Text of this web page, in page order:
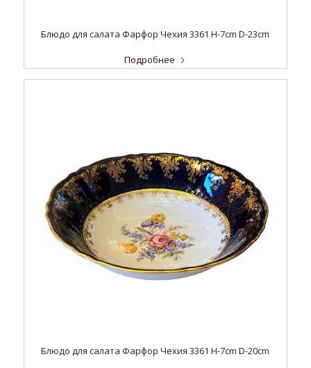
Блюдо для салата Фарфор Чехия 3361 H-7cm D-23cm
Подробнее
Блюдо для салата Фарфор Чехия 3361 H-7cm D-20cm